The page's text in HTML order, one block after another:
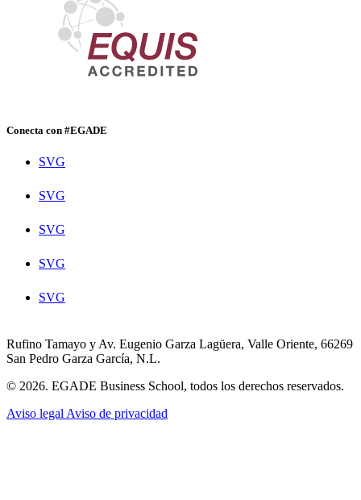
Conecta con #EGADE
SVG
SVG
SVG
SVG
SVG
Rufino Tamayo y Av. Eugenio Garza Lagüera, Valle Oriente, 66269
San Pedro Garza García, N.L.
© 2026. EGADE Business School, todos los derechos reservados.
Aviso legal Aviso de privacidad